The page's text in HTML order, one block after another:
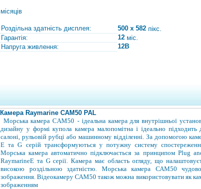
місяців
Роздільна здатність дисплея: 500 x 582 пікс.
Гарантія:
12 міс.
Напруга живлення:
12В
Камера Raymarine САМ50 PAL
Морська камера CAM50 -ідеальна камера для внутрішньої
дизайну у формі купола камера малопомітна і ідеально підходить
салоні, рульовій рубці або машинному відділенні. За допомогою
E та G серій трансформуються у потужну систему
Морська камера автоматично підключаєтьсяза принципом Plug
RaymarineЕ та G серії. Камера має область огляду, що
високою роздільною здатністю. Морська камера САМ50
зображення. Відеокамеру САМ50 також можна використовувати як
зображенням